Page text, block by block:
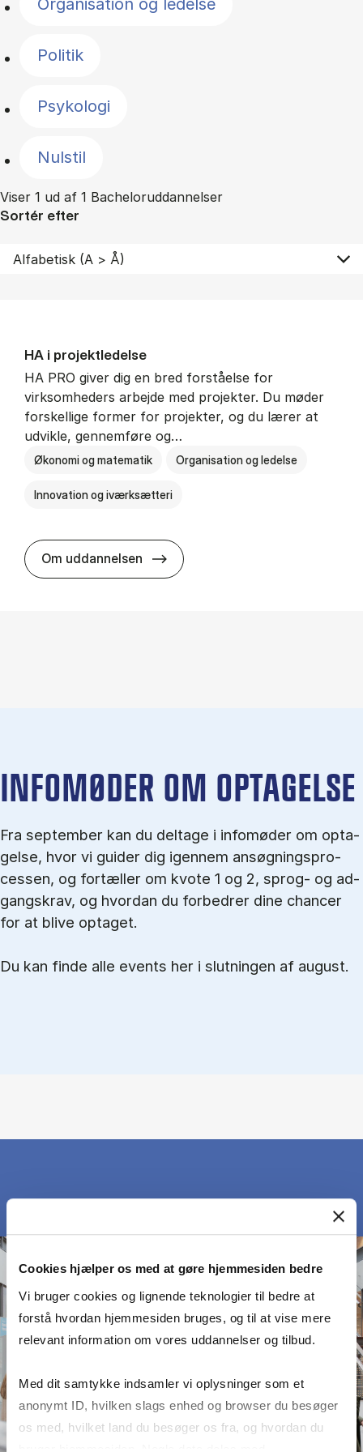
Cookies hjælper os med at gøre hjemmesiden bedre
Vi bruger cookies og lignende teknologier til bedre at
forstå hvordan hjemmesiden bruges, og til at vise mere
relevant information om vores uddannelser og tilbud.
Med dit samtykke indsamler vi oplysninger som et
anonymt ID, hvilken slags enhed og browser du besøger
os med, hvilket land du besøger os fra, og hvordan du
Organisation og ledelse
Politik
Psykologi
Nulstil
Viser 1 ud af 1 Bacheloruddannelser
Sortér efter
HA i pro­jekt­le­del­se
HA PRO giver dig en bred forståelse for
virksomheders arbejde med projekter. Du møder
forskellige former for projekter, og du lærer at
udvikle, gennemføre og…
Økonomi og matematik Organisation og ledelse
Innovation og iværksætteri
Om uddannelsen HA i pro­jekt­le­del­se
IN­FO­MØ­DER OM OP­TA­GEL­SE
Fra september kan du del­tage i in­fo­mø­der om op­ta­
gel­se, hvor vi gu­i­der dig igen­nem an­søg­nings­pro­
ces­sen, og for­tæl­ler om kvo­te 1 og 2, sprog- og ad­
gangs­krav, og hvordan du forbedrer dine chancer
for at blive optaget.
Du kan finde alle events her i slutningen af august.